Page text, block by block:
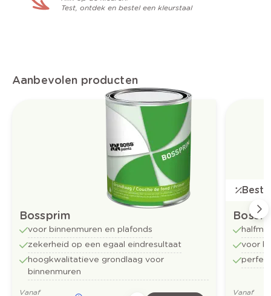
Test, ontdek en bestel een kleurstaal
Aanbevolen producten
Bossprim
voor binnenmuren en plafonds
zekerheid op een egaal eindresultaat
hoogkwalitatieve grondlaag voor
binnenmuren
Vanaf
voor
Vanaf